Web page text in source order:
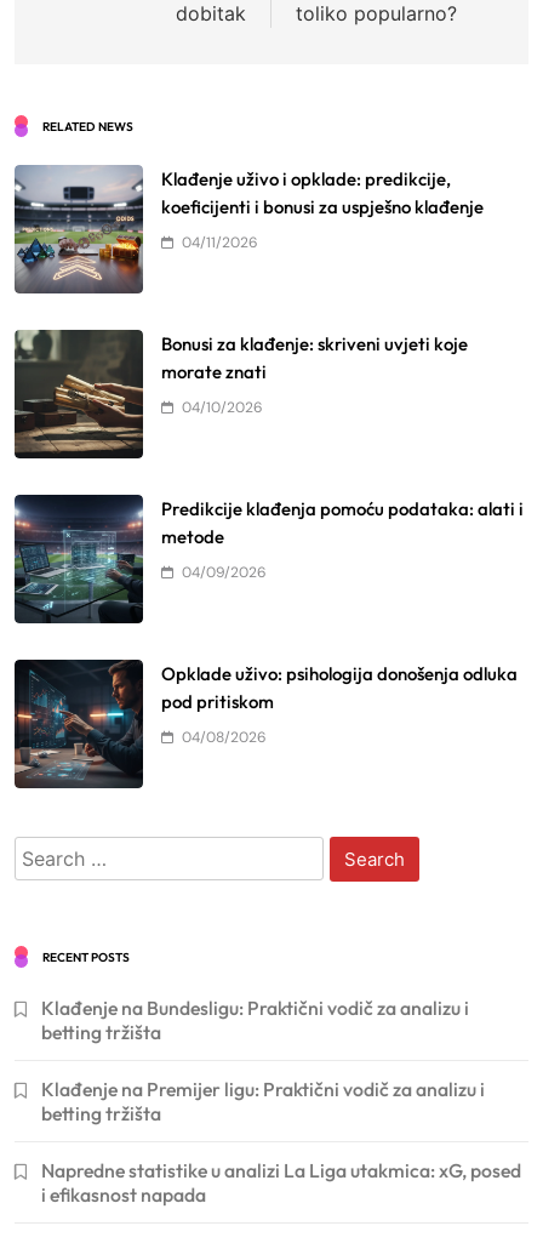
dobitak
toliko popularno?
RELATED NEWS
Klađenje uživo i opklade: predikcije,
koeficijenti i bonusi za uspješno klađenje
04/11/2026
Bonusi za klađenje: skriveni uvjeti koje
morate znati
04/10/2026
Predikcije klađenja pomoću podataka: alati i
metode
04/09/2026
Opklade uživo: psihologija donošenja odluka
pod pritiskom
04/08/2026
Search
for:
RECENT POSTS
Klađenje na Bundesligu: Praktični vodič za analizu i
betting tržišta
Klađenje na Premijer ligu: Praktični vodič za analizu i
betting tržišta
Napredne statistike u analizi La Liga utakmica: xG, posed
i efikasnost napada